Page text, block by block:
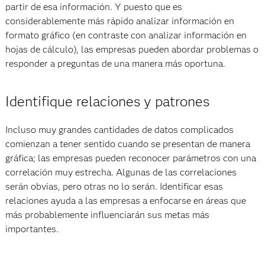
partir de esa información. Y puesto que es
considerablemente más rápido analizar información en
formato gráfico (en contraste con analizar información en
hojas de cálculo), las empresas pueden abordar problemas o
responder a preguntas de una manera más oportuna.
Identifique relaciones y patrones
Incluso muy grandes cantidades de datos complicados
comienzan a tener sentido cuando se presentan de manera
gráfica; las empresas pueden reconocer parámetros con una
correlación muy estrecha. Algunas de las correlaciones
serán obvias, pero otras no lo serán. Identificar esas
relaciones ayuda a las empresas a enfocarse en áreas que
más probablemente influenciarán sus metas más
importantes.